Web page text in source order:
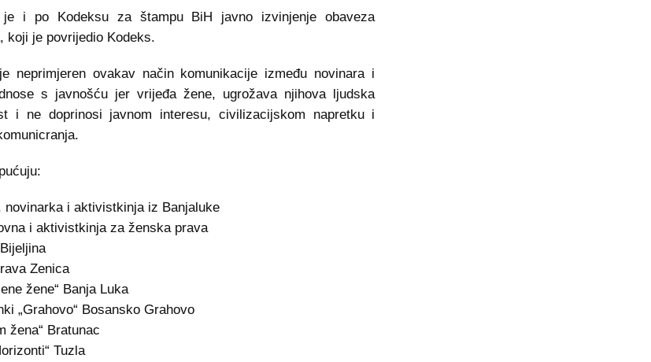
je i po Kodeksu za štampu BiH javno izvinjenje obaveza
koji je povrijedio Kodeks.
neprimjeren ovakav način komunikacije između novinara i
s javnošću jer vrijeđa žene, ugrožava njihova ljudska
i ne doprinosi javnom interesu, civilizacijskom napretku i
novinarka i aktivistkinja iz Banjaluke
i aktivistkinja za ženska prava
Zenica
žene“ Banja Luka
„Grahovo“ Bosansko Grahovo
žena“ Bratunac
Tuzla